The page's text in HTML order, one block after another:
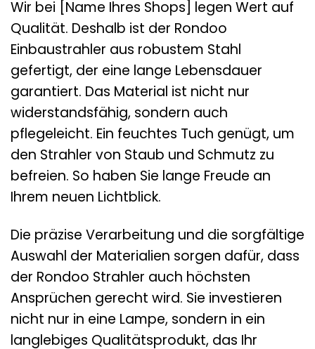
Wir bei [Name Ihres Shops] legen Wert auf
Qualität. Deshalb ist der Rondoo
Einbaustrahler aus robustem Stahl
gefertigt, der eine lange Lebensdauer
garantiert. Das Material ist nicht nur
widerstandsfähig, sondern auch
pflegeleicht. Ein feuchtes Tuch genügt, um
den Strahler von Staub und Schmutz zu
befreien. So haben Sie lange Freude an
Ihrem neuen Lichtblick.
Die präzise Verarbeitung und die sorgfältige
Auswahl der Materialien sorgen dafür, dass
der Rondoo Strahler auch höchsten
Ansprüchen gerecht wird. Sie investieren
nicht nur in eine Lampe, sondern in ein
langlebiges Qualitätsprodukt, das Ihr